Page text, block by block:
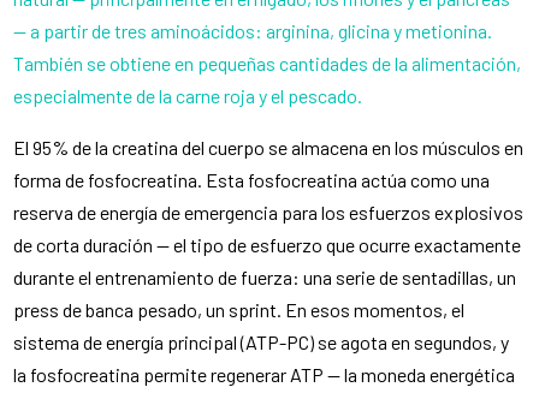
— a partir de tres aminoácidos: arginina, glicina y metionina.
También se obtiene en pequeñas cantidades de la alimentación,
especialmente de la carne roja y el pescado.
El 95% de la creatina del cuerpo se almacena en los músculos en
forma de fosfocreatina. Esta fosfocreatina actúa como una
reserva de energía de emergencia para los esfuerzos explosivos
de corta duración — el tipo de esfuerzo que ocurre exactamente
durante el entrenamiento de fuerza: una serie de sentadillas, un
press de banca pesado, un sprint. En esos momentos, el
sistema de energía principal (ATP-PC) se agota en segundos, y
la fosfocreatina permite regenerar ATP — la moneda energética